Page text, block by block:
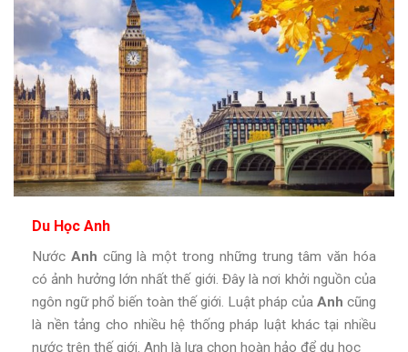
Du Học Anh
Nước Anh cũng là một trong những trung tâm văn hóa
có ảnh hưởng lớn nhất thế giới. Đây là nơi khởi nguồn của
ngôn ngữ phổ biến toàn thế giới. Luật pháp của Anh cũng
là nền tảng cho nhiều hệ thống pháp luật khác tại nhiều
nước trên thế giới. Anh là lựa chọn hoàn hảo để du học